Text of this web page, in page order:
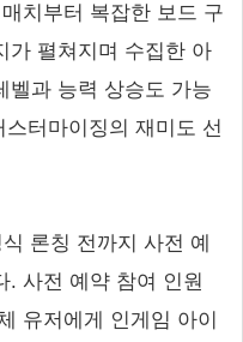
치부터 복잡한 보드 구
가 펼쳐지며 수집한 아
벨과 능력 상승도 가능
터마이징의 재미도 선
론칭 전까지 사전 예
. 사전 예약 참여 인원
유저에게 인게임 아이